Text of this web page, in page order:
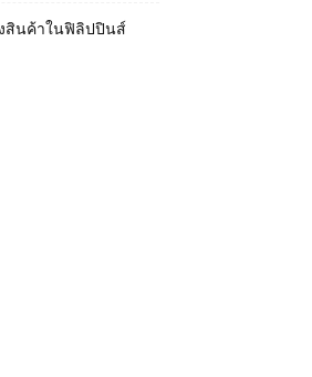
สินค้าในฟิลิปปินส์